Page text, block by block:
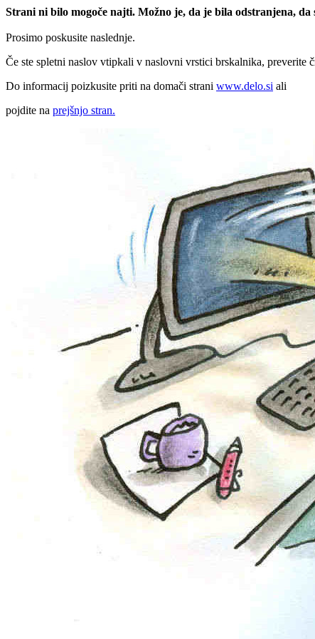
Strani ni bilo mogoče najti. Možno je, da je bila odstranjena,
Prosimo poskusite naslednje.
Če ste spletni naslov vtipkali v naslovni vrstici brskalnika, preverite
Do informacij poizkusite priti na domači strani www.delo.si ali
pojdite na prejšnjo stran.